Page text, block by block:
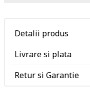
Detalii produs
Livrare si plata
Retur si Garantie